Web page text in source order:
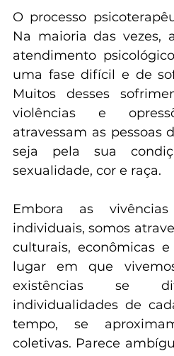
O processo
Na maioria das vezes,
atendimento
uma fase difícil e de
Muitos desses
violências e
atravessam as pessoas
seja pela sua
sexualidade, cor e raça.
Embora as
individuais, somos
culturais, econômicas
lugar em que
existências se
individualidades de